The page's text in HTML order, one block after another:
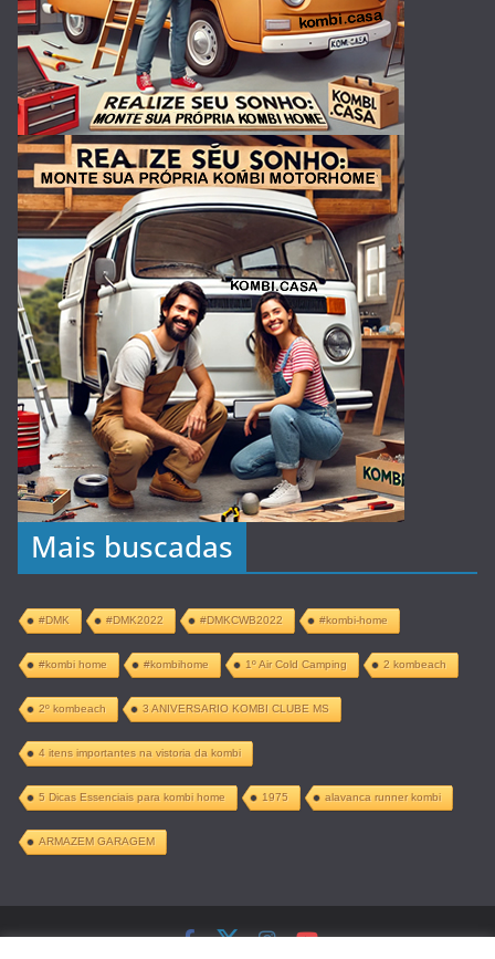
Mais buscadas
#DMK #DMK2022 #DMKCWB2022 #kombi-home
#kombi home #kombihome 1º Air Cold Camping 2 kombeach
2º kombeach 3 ANIVERSARIO KOMBI CLUBE MS
4 itens importantes na vistoria da kombi
5 Dicas Essenciais para kombi home 1975 alavanca runner kombi
ARMAZEM GARAGEM